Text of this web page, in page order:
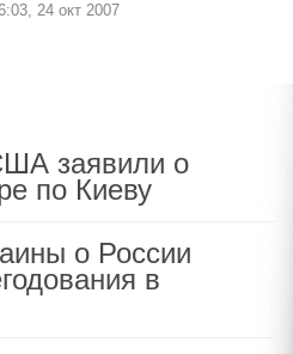
24 окт 2007
заявили о
по Киеву
о России
в